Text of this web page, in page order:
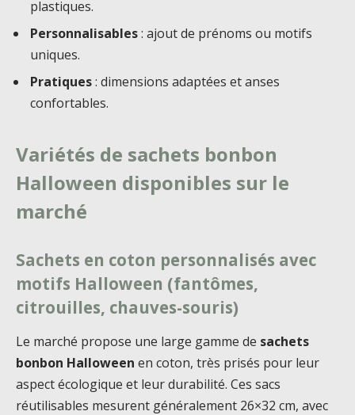
plastiques.
Personnalisables: ajout de prénoms ou motifs
uniques.
Pratiques: dimensions adaptées et anses
confortables.
Variétés de sachets bonbon
Halloween disponibles sur le
marché
Sachets en coton personnalisés avec
motifs Halloween (fantômes,
citrouilles, chauves-souris)
Le marché propose une large gamme de sachets
bonbon Halloween en coton, très prisés pour leur
aspect écologique et leur durabilité. Ces sacs
réutilisables mesurent généralement 26×32 cm, avec